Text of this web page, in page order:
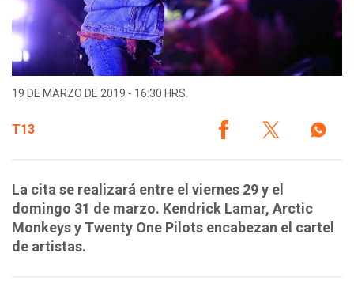
19 DE MARZO DE 2019 - 16:30 HRS.
T13
La cita se realizará entre el viernes 29 y el
domingo 31 de marzo. Kendrick Lamar, Arctic
Monkeys y Twenty One Pilots encabezan el cartel
de artistas.